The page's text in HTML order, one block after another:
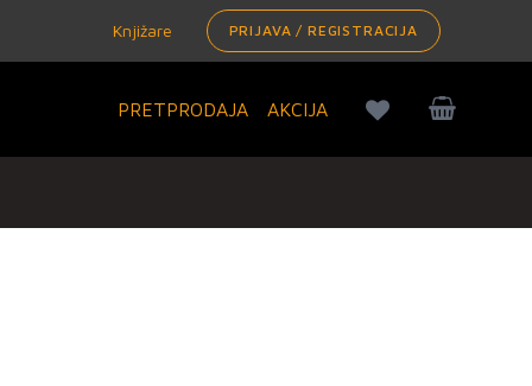
Knjižare PRIJAVA / REGISTRACIJA
PRETPRODAJA AKCIJA